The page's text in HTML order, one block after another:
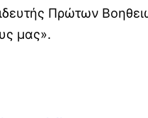
Πρώτων
μας».